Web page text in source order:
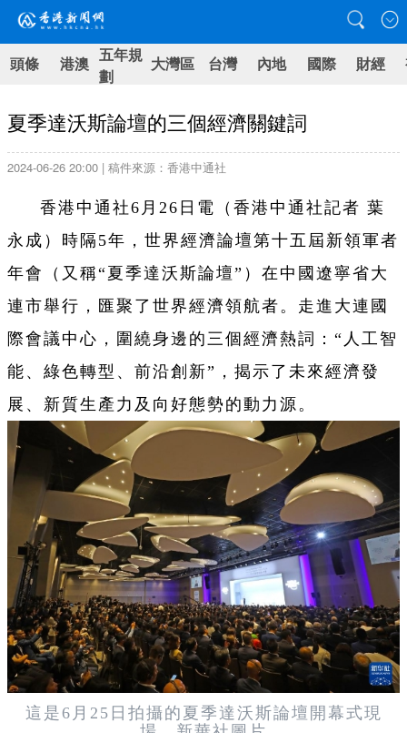
頭條 港澳 五年規
劃
大灣區 台灣 內地 國際 財經
夏季達沃斯論壇的三個經濟關鍵詞
2024-06-26 20:00 | 稿件來源：香港中通社
香港中通社6月26日電（香港中通社記者 葉
永成）時隔5年，世界經濟論壇第十五屆新領軍者
年會（又稱“夏季達沃斯論壇”）在中國遼寧省大
連市舉行，匯聚了世界經濟領航者。走進大連國
際會議中心，圍繞身邊的三個經濟熱詞：“人工智
能、綠色轉型、前沿創新”，揭示了未來經濟發
展、新質生產力及向好態勢的動力源。
這是6月25日拍攝的夏季達沃斯論壇開幕式現